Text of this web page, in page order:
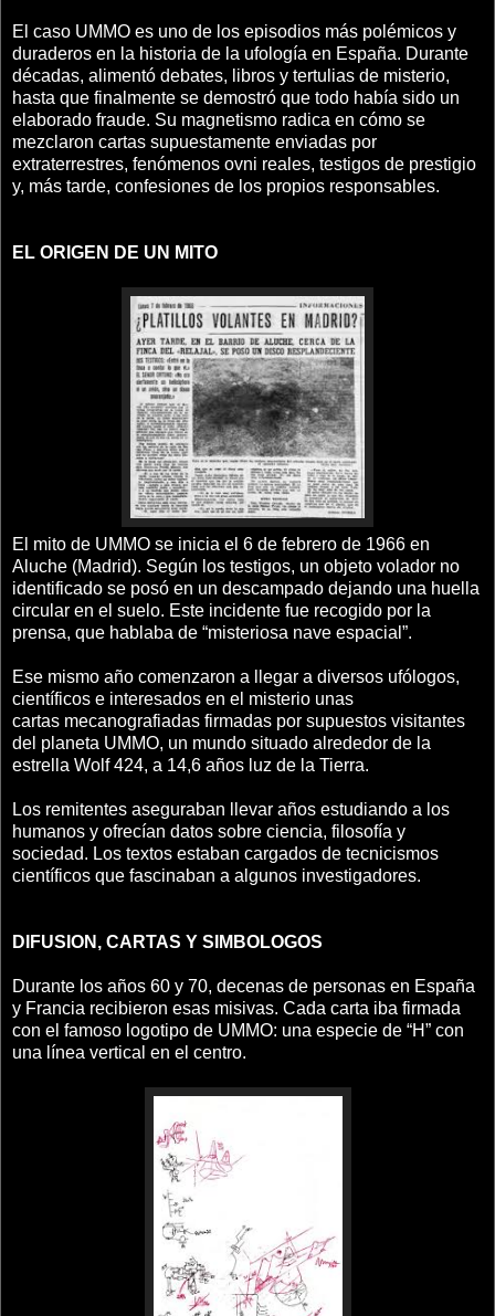
El caso UMMO es uno de los episodios más polémicos y
duraderos en la historia de la ufología en España. Durante
décadas, alimentó debates, libros y tertulias de misterio,
hasta que finalmente se demostró que todo había sido un
elaborado fraude. Su magnetismo radica en cómo se
mezclaron cartas supuestamente enviadas por
extraterrestres, fenómenos ovni reales, testigos de prestigio
y, más tarde, confesiones de los propios responsables.
EL ORIGEN DE UN MITO
El mito de UMMO se inicia el 6 de febrero de 1966 en
Aluche (Madrid). Según los testigos, un objeto volador no
identificado se posó en un descampado dejando una huella
circular en el suelo. Este incidente fue recogido por la
prensa, que hablaba de “misteriosa nave espacial”.
Ese mismo año comenzaron a llegar a diversos ufólogos,
científicos e interesados en el misterio unas
cartas mecanografiadas firmadas por supuestos visitantes
del planeta UMMO, un mundo situado alrededor de la
estrella Wolf 424, a 14,6 años luz de la Tierra.
Los remitentes aseguraban llevar años estudiando a los
humanos y ofrecían datos sobre ciencia, filosofía y
sociedad. Los textos estaban cargados de tecnicismos
científicos que fascinaban a algunos investigadores.
DIFUSION, CARTAS Y SIMBOLOGOS
Durante los años 60 y 70, decenas de personas en España
y Francia recibieron esas misivas. Cada carta iba firmada
con el famoso logotipo de UMMO: una especie de “H” con
una línea vertical en el centro.